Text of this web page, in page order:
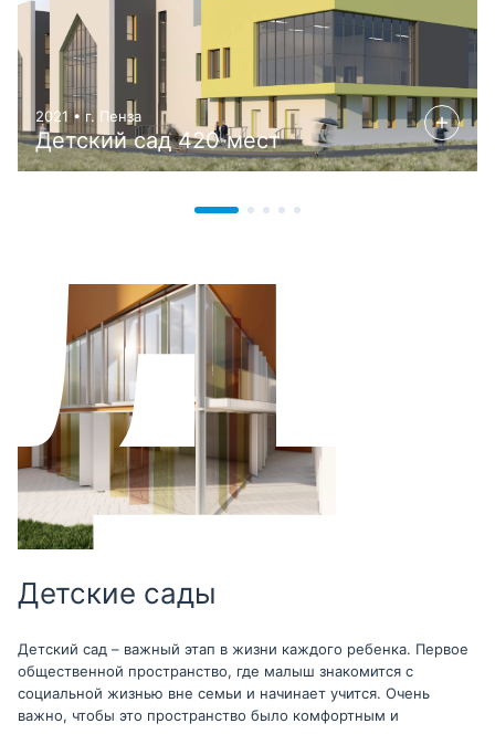
2021 • г. Пенза
Детский сад 420 мест
Детские сады
Детский сад – важный этап в жизни каждого ребенка. Первое
общественной пространство, где малыш знакомится с
социальной жизнью вне семьи и начинает учится. Очень
важно, чтобы это пространство было комфортным и